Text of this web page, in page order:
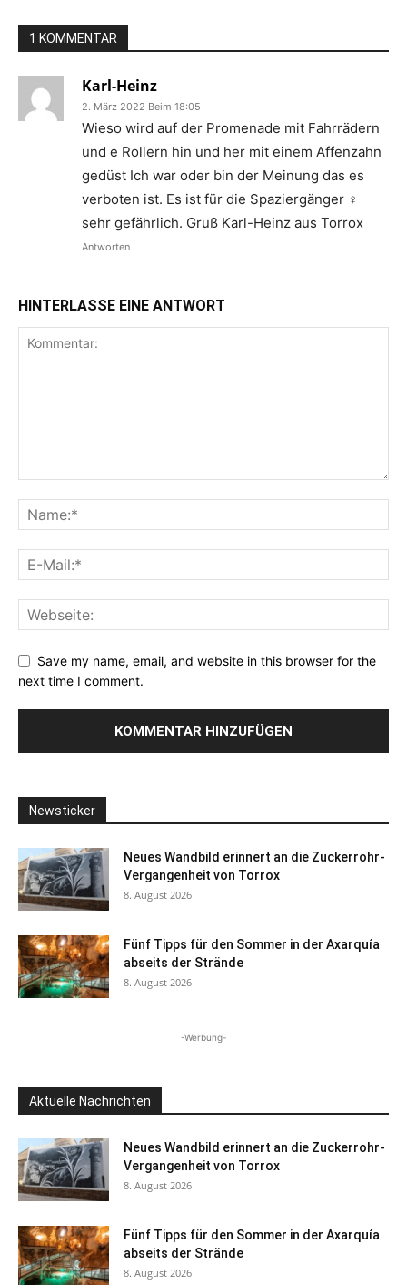
1 KOMMENTAR
Karl-Heinz
2. März 2022 Beim 18:05
Wieso wird auf der Promenade mit Fahrrädern
und e Rollern hin und her mit einem Affenzahn
gedüst Ich war oder bin der Meinung das es
verboten ist. Es ist für die Spaziergänger ‍♀️
sehr gefährlich. Gruß Karl-Heinz aus Torrox
Antworten
HINTERLASSE EINE ANTWORT
Save my name, email, and website in this browser for the
next time I comment.
Newsticker
Neues Wandbild erinnert an die Zuckerrohr-
Vergangenheit von Torrox
8. August 2026
Fünf Tipps für den Sommer in der Axarquía
abseits der Strände
8. August 2026
-Werbung-
Aktuelle Nachrichten
Neues Wandbild erinnert an die Zuckerrohr-
Vergangenheit von Torrox
8. August 2026
Fünf Tipps für den Sommer in der Axarquía
abseits der Strände
8. August 2026